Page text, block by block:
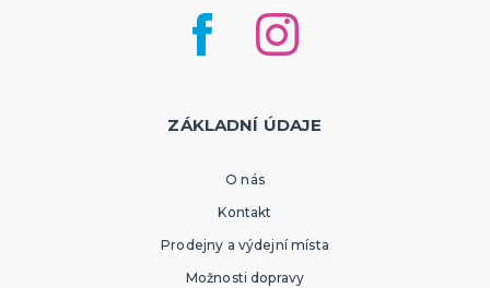
ZÁKLADNÍ ÚDAJE
O nás
Kontakt
Prodejny a výdejní místa
Možnosti dopravy